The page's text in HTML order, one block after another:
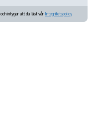
och intygar att du läst vår Integritetspolicy.